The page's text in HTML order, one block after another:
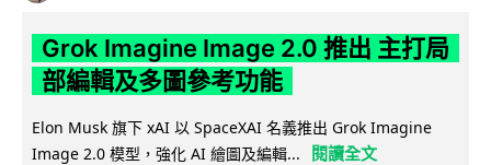
Grok Imagine Image 2.0 推出 主打局
部編輯及多圖參考功能
Elon Musk 旗下 xAI 以 SpaceXAI 名義推出 Grok Imagine
Image 2.0 模型，強化 AI 繪圖及編輯...
閱讀全文